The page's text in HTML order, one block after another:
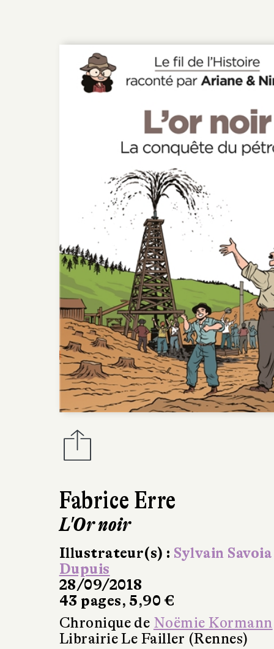
Fabrice Erre
L'Or noir
Illustrateur(s) : Sylvain Savoia
Dupuis
28/09/2018
43 pages, 5,90 €
Chronique de Noëmie Kormann
Librairie Le Failler (Rennes)